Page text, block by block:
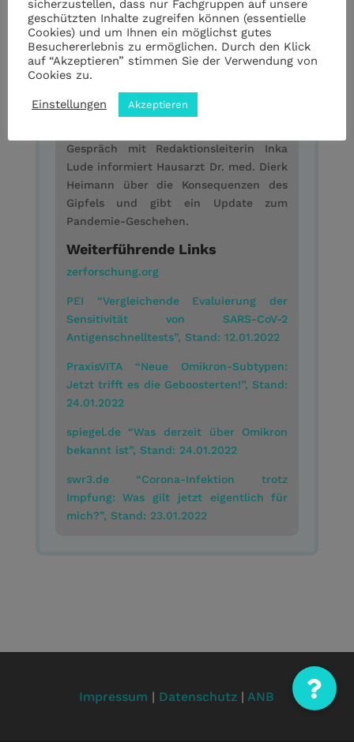
Am gestrigen Montag tagten Bund und
Länder auf ihrem Corona-Gipfel. Eines
der wichtigsten Ergebnisse: der
Beschluss zur Priorisierung der PCR-
Gespräch mit Redaktionsleiterin Inka
Lude informiert Hausarzt Dr. med. Dierk
Heimann über die Konsequenzen des
Gipfels und gibt ein Update zum
Pandemie-Geschehen.
Weiterführende Links
zerforschung.org
PEI “Vergleichende Evaluierung der
Sensitivität von SARS-CoV-2
Antigenschnelltests”, Stand: 12.01.2022
PraxisVITA “Neue Omikron-Subtypen:
Jetzt trifft es die Geboosterten!”, Stand:
24.01.2022
spiegel.de “Was derzeit über Omikron
bekannt ist”, Stand: 24.01.2022
swr3.de “Corona-Infektion trotz
Impfung: Was gilt jetzt eigentlich für
mich?”, Stand: 23.01.2022
Impressum | Datenschutz |ANB
sicherzustellen, dass nur Fachgruppen auf unsere
geschützten Inhalte zugreifen können (essentielle
Cookies) und um Ihnen ein möglichst gutes
Besuchererlebnis zu ermöglichen. Durch den Klick
auf “Akzeptieren” stimmen Sie der Verwendung von
Cookies zu.
Einstellungen Akzeptieren